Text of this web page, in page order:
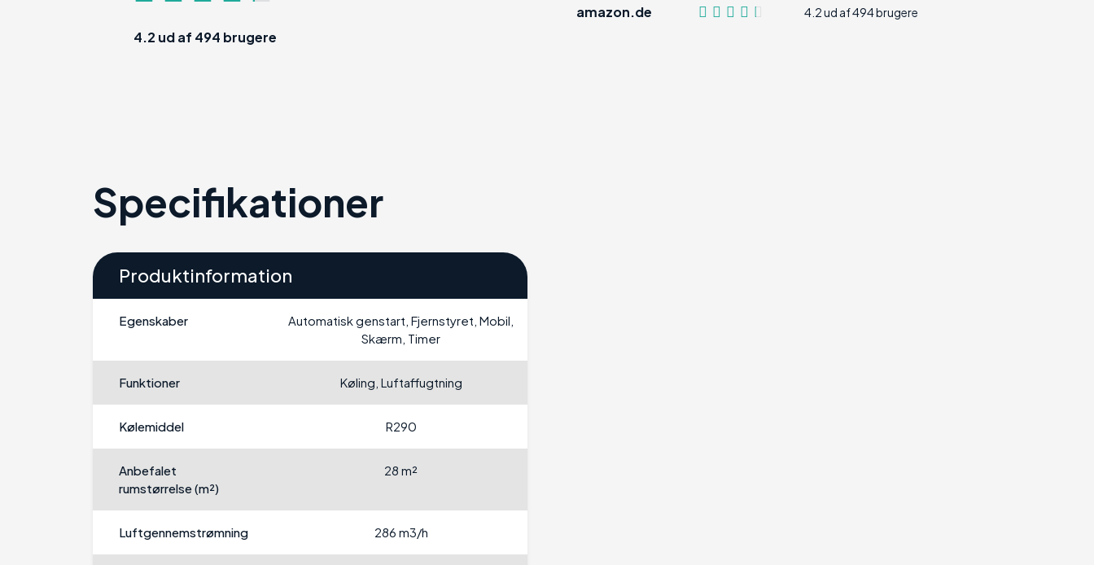
4.2 ud af 494 brugere
amazon.de 4.2 ud af 494 brugere
Specifikationer
Produktinformation
Egenskaber
Automatisk genstart, Fjernstyret, Mobil,
Skærm, Timer
Funktioner Køling, Luftaffugtning
Kølemiddel R290
Anbefalet
rumstørrelse (m²)
28 m²
Luftgennemstrømning 286 m3/h